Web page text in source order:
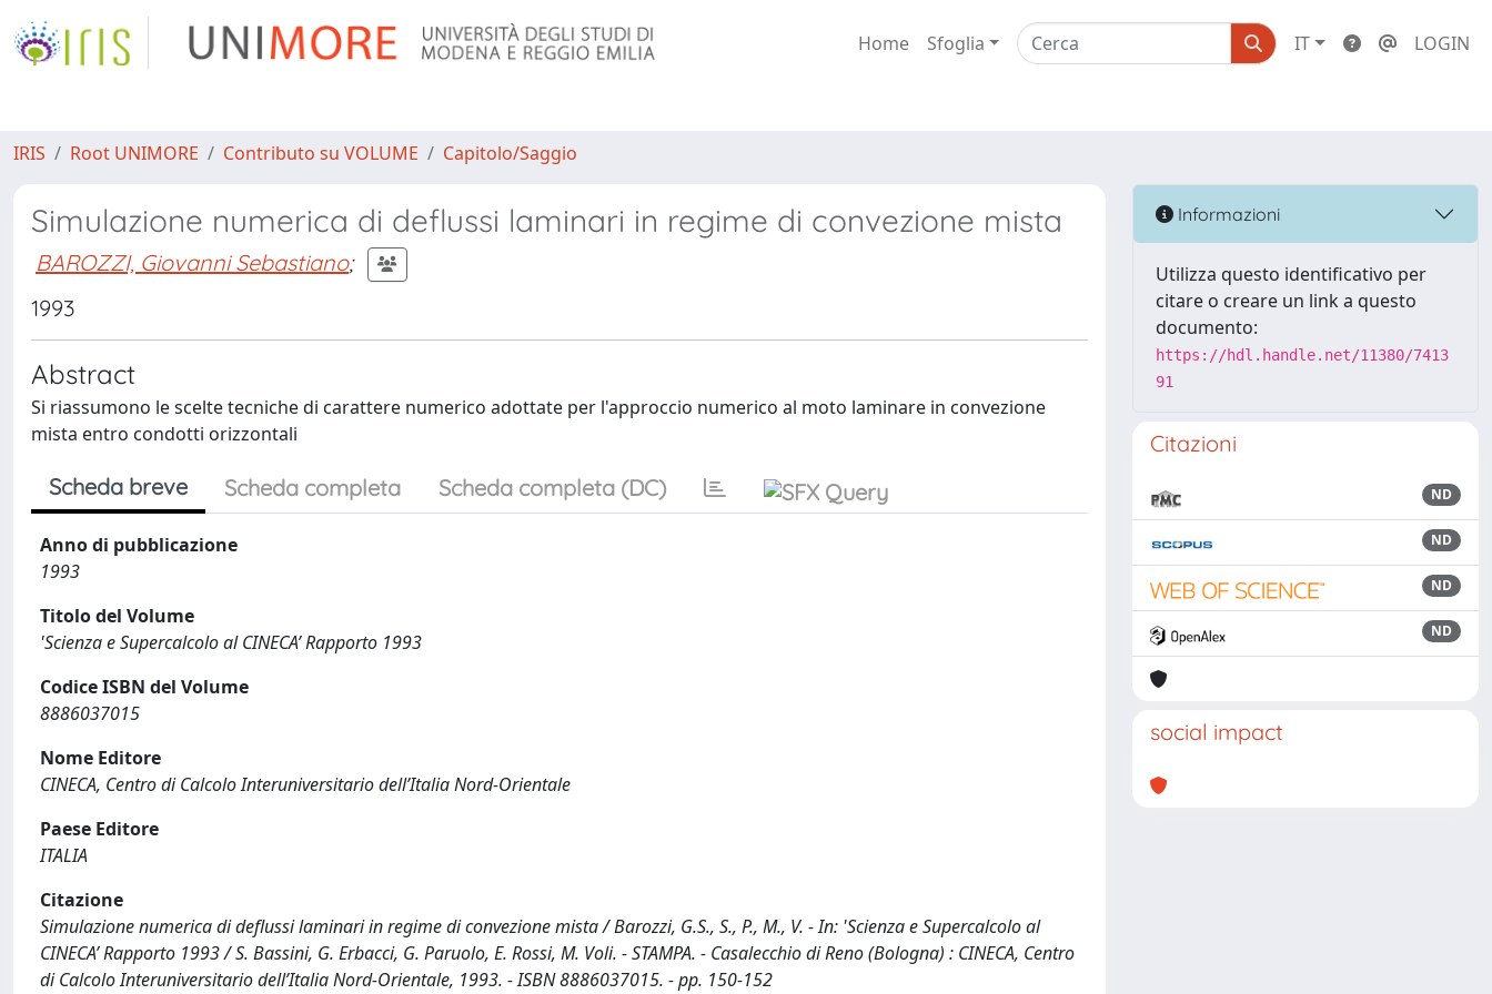
Home Sfoglia IT LOGIN
IRIS Root UNIMORE Contributo su VOLUME Capitolo/Saggio
Simulazione numerica di deflussi laminari in regime di convezione mista
BAROZZI, Giovanni Sebastiano;
1993
Abstract
Si riassumono le scelte tecniche di carattere numerico adottate per l'approccio numerico al moto laminare in convezione
mista entro condotti orizzontali
Scheda breve Scheda completa Scheda completa (DC)
Anno di pubblicazione
1993
Titolo del Volume
'Scienza e Supercalcolo al CINECA’ Rapporto 1993
Codice ISBN del Volume
8886037015
Nome Editore
CINECA, Centro di Calcolo Interuniversitario dell’Italia Nord-Orientale
Paese Editore
ITALIA
Citazione
Simulazione numerica di deflussi laminari in regime di convezione mista / Barozzi, G.S., S., P., M., V. - In: 'Scienza e Supercalcolo al
CINECA’ Rapporto 1993 / S. Bassini, G. Erbacci, G. Paruolo, E. Rossi, M. Voli. - STAMPA. - Casalecchio di Reno (Bologna) : CINECA, Centro
di Calcolo Interuniversitario dell’Italia Nord-Orientale, 1993. - ISBN 8886037015. - pp. 150-152
Informazioni
Utilizza questo identificativo per
citare o creare un link a questo
documento:
https://hdl.handle.net/11380/7413
91
Citazioni
ND
ND
ND
ND
social impact